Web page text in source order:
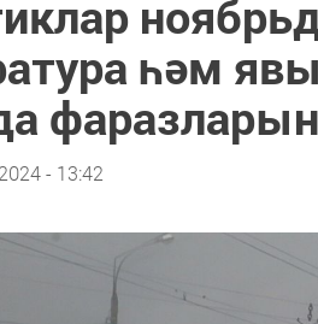
һәм
- 13:42